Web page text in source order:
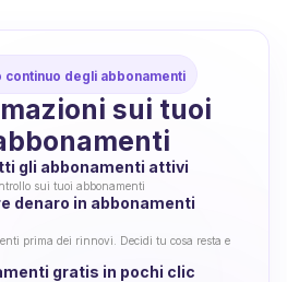
degli abbonamenti
sui tuoi
gli abbonamenti attivi
sui tuoi abbonamenti
denaro in abbonamenti
prima dei rinnovi. Decidi tu cosa resta e
gratis in pochi clic